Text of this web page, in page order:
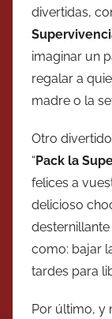
divertidas,
imaginar un
regalar a
madre o la
Otro
“ Pack la
felices a
delicioso
como: bajar
tardes para
Por último, y